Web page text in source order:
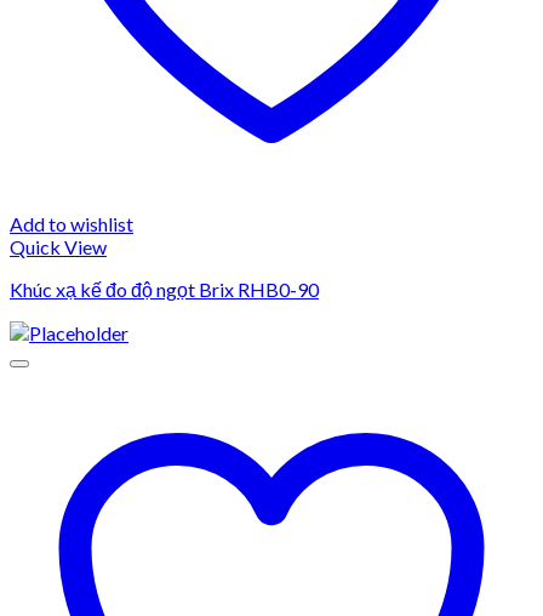
Add to wishlist
Quick View
Khúc xạ kế đo độ ngọt Brix RHB0-90